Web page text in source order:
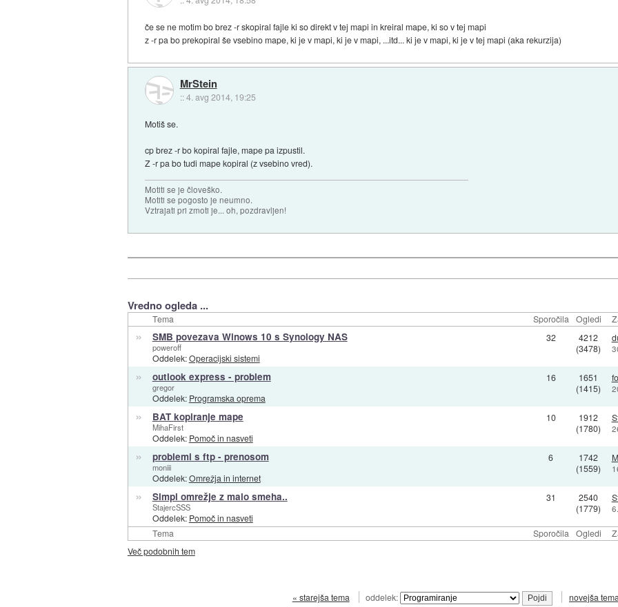
če se ne motim bo brez -r skopiral fajle ki so direkt v tej mapi in kreiral mape, ki so v tej mapi
z -r pa bo prekopiral še vsebino mape, ki je v mapi, ki je v mapi, ...itd... ki je v mapi, ki je v tej mapi (aka rekurzija)
MrStein
::4. avg 2014, 19:25
Motiš se.
cp brez -r bo kopiral fajle, mape pa izpustil.
Z -r pa bo tudi mape kopiral (z vsebino vred).
Motiti se je človeško.
Motiti se pogosto je neumno.
Vztrajati pri zmoti je... oh, pozdravljen!
Vredno ogleda ...
Tema Sporočila Ogledi
Tema Sporočila Ogledi
» SMB povezava Winows 10 s Synology NAS
poweroff
Oddelek:Operacijski sistemi
32
4212
(3478)
» outlook express - problem
gregor
Oddelek: Programska oprema
16
1651
(1415)
» BAT kopiranje mape
MihaFirst
Oddelek: Pomoč in nasveti
10
1912
(1780)
» problemi s ftp - prenosom
moniii
Oddelek:Omrežja in internet
6
1742
(1559)
» Simpl omrežje z malo smeha..
StajercSSS
Oddelek: Pomoč in nasveti
31
2540
(1779)
Več podobnih tem
« starejša tema oddelek: novejša